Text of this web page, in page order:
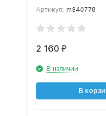
Артикул: m340778
2 160 ₽
В наличии
В